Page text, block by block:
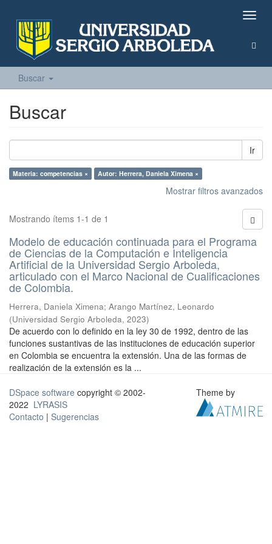
Buscar
Buscar
Ir
Materia: competencias × Autor: Herrera, Daniela Ximena ×
Mostrar filtros avanzados
Mostrando ítems 1-1 de 1
Modelo de educación continuada para el Programa
de Ciencias de la Computación e Inteligencia
Artificial de la Universidad Sergio Arboleda,
articulado con el Marco Nacional de Cualificaciones
de Colombia.
Herrera, Daniela Ximena; Arango Martínez, Leonardo
(Universidad Sergio Arboleda, 2023)
De acuerdo con lo definido en la ley 30 de 1992, dentro de las
funciones sustantivas de las instituciones de educación superior
en Colombia se encuentra la extensión. Una de las formas de
realización de la extensión es la ...
DSpace software copyright © 2002-
2022 LYRASIS
Contacto | Sugerencias
Theme by